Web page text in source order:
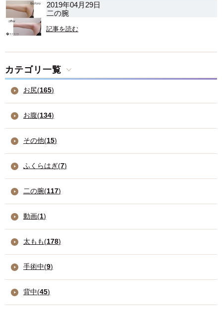
2019年04月29日
二の腕
記事を読む
カテゴリ一覧
お尻(165)
お腹(134)
その他(15)
ふくらはぎ(7)
二の腕(117)
動画(1)
太もも(178)
手術中(9)
背中(45)